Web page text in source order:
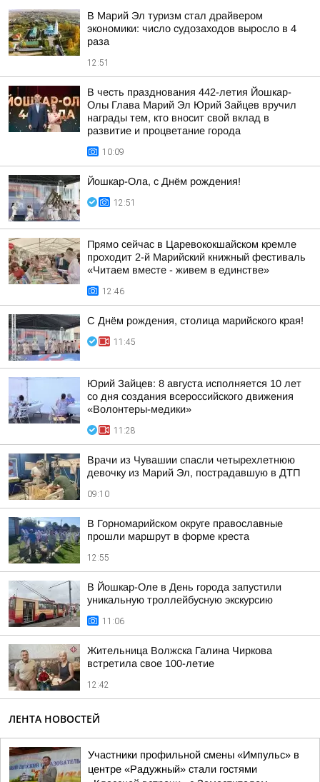
В Марий Эл туризм стал драйвером
экономики: число судозаходов выросло в 4
раза
12:51
В честь празднования 442-летия Йошкар-
Олы Глава Марий Эл Юрий Зайцев вручил
награды тем, кто вносит свой вклад в
развитие и процветание города
10:09
Йошкар-Ола, с Днём рождения!
12:51
Прямо сейчас в Царевококшайском кремле
проходит 2-й Марийский книжный фестиваль
«Читаем вместе - живем в единстве»
12:46
С Днём рождения, столица марийского края!
11:45
Юрий Зайцев: 8 августа исполняется 10 лет
со дня создания всероссийского движения
«Волонтеры-медики»
11:28
Врачи из Чувашии спасли четырехлетнюю
девочку из Марий Эл, пострадавшую в ДТП
09:10
В Горномарийском округе православные
прошли маршрут в форме креста
12:55
В Йошкар-Оле в День города запустили
уникальную троллейбусную экскурсию
11:06
Жительница Волжска Галина Чиркова
встретила свое 100-летие
12:42
ЛЕНТА НОВОСТЕЙ
Участники профильной смены «Импульс» в
центре «Радужный» стали гостями